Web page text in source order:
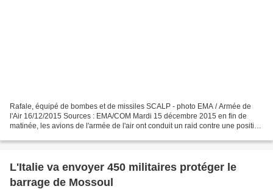
Rafale, équipé de bombes et de missiles SCALP - photo EMA / Armée de
l'Air 16/12/2015 Sources : EMA/COM Mardi 15 décembre 2015 en fin de
matinée, les avions de l'armée de l'air ont conduit un raid contre une position
L'Italie va envoyer 450 militaires protéger le
barrage de Mossoul